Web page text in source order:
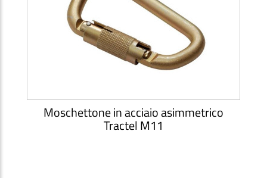
Moschettone in acciaio asimmetrico
Tractel M11